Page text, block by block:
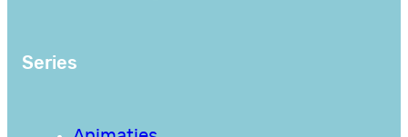
Series